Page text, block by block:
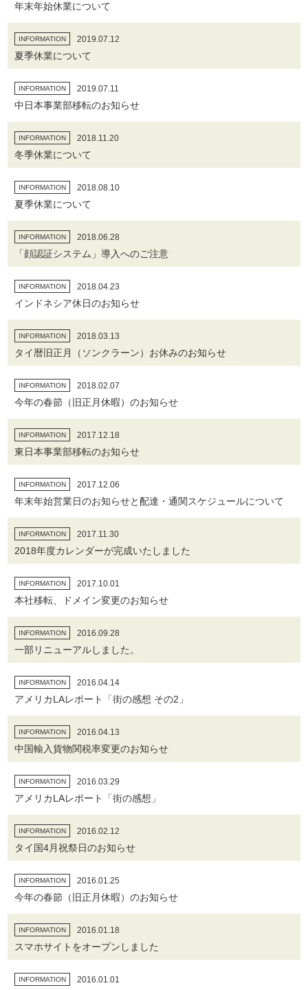
年末年始休業について
INFORMATION 2019.07.12
夏季休業について
INFORMATION 2019.07.11
中日本事業部移転のお知らせ
INFORMATION 2018.11.20
冬季休業について
INFORMATION 2018.08.10
夏季休業について
INFORMATION 2018.06.28
「顔認証システム」導入へのご注意
INFORMATION 2018.04.23
インドネシア休日のお知らせ
INFORMATION 2018.03.13
タイ暦旧正月（ソンクラーン）お休みのお知らせ
INFORMATION 2018.02.07
今年の春節（旧正月休暇）のお知らせ
INFORMATION 2017.12.18
東日本事業部移転のお知らせ
INFORMATION 2017.12.06
年末年始営業日のお知らせと配達・通関スケジュールについて
INFORMATION 2017.11.30
2018年度カレンダーが完成いたしました
INFORMATION 2017.10.01
本社移転、ドメイン変更のお知らせ
INFORMATION 2016.09.28
一部リニューアルしました。
INFORMATION 2016.04.14
アメリカLAレポート「街の感想 その2」
INFORMATION 2016.04.13
中国輸入貨物関税率変更のお知らせ
INFORMATION 2016.03.29
アメリカLAレポート「街の感想」
INFORMATION 2016.02.12
タイ国4月祝祭日のお知らせ
INFORMATION 2016.01.25
今年の春節（旧正月休暇）のお知らせ
INFORMATION 2016.01.18
スマホサイトをオープンしました
INFORMATION 2016.01.01